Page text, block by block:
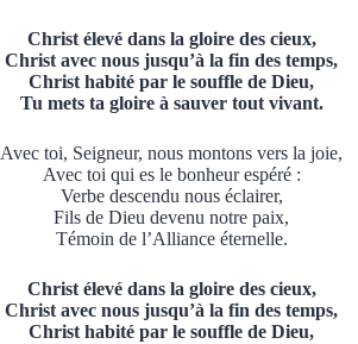
Christ élevé dans la gloire des cieux,
Christ avec nous jusqu’à la fin des temps,
Christ habité par le souffle de Dieu,
Tu mets ta gloire à sauver tout vivant.
Avec toi, Seigneur, nous montons vers la joie,
Avec toi qui es le bonheur espéré :
Verbe descendu nous éclairer,
Fils de Dieu devenu notre paix,
Témoin de l’Alliance éternelle.
Christ élevé dans la gloire des cieux,
Christ avec nous jusqu’à la fin des temps,
Christ habité par le souffle de Dieu,